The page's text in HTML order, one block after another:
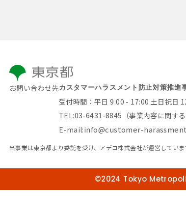
お問い合わせ先カスタマーハラスメント防止対策推進
受付時間：平日 9:00 - 17:00 土日祝日
TEL:03-6431-8845 （事業内容に関する
E-mail:info@customer-
当事業は東京都より委託を受け、 アデコ株式会社が運営していま
©2024 Tokyo